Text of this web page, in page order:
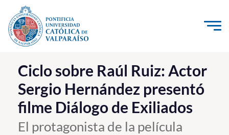
Click acá para ir directamente al contenido
La Universidad
Investigación, Creación e Innovación
PUCV Internacional
Vinculación con el Medio
Ciclo sobre Raúl Ruiz: Actor
Sergio Hernández presentó
filme Diálogo de Exiliados
El protagonista de la película